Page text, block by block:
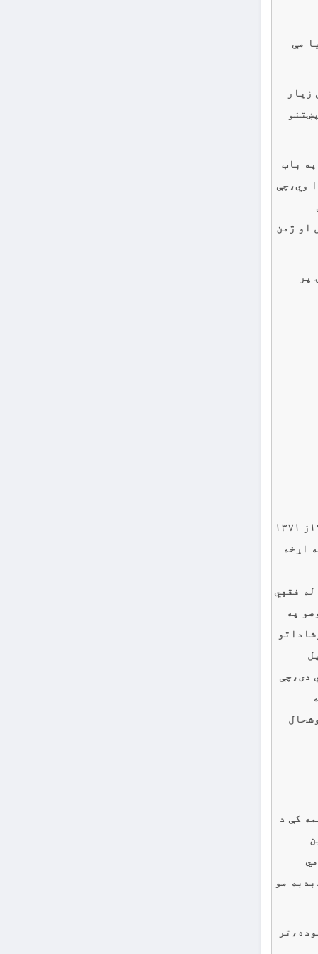
مې
زيار
باب
وي،چې
او ژمن
پر
او دا خورا مهمه مساله ده،چې فقهي لاروي او تاريخي دريځ يې کوشي کړى دى .ارواښاد علامه امير حمزه شينوارى (١٩٩٢ز ۱۳۷۱
س مړ) چې د طريقت له اړخه
“سليمان بن ابراهيم قندوزي يا بلخي” (١٢٩٤ هه مړ) له فقهي
په
دى،چې
او سيمه کې د
مو